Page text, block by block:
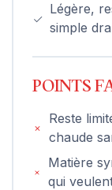
Légère,
simple
POINTS
Reste
chaude
Matière
qui